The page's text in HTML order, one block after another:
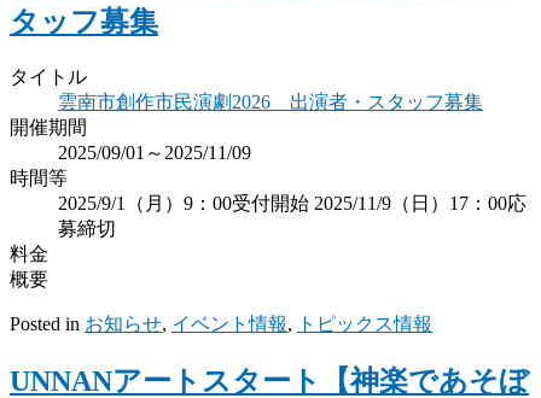
タッフ募集
タイトル
雲南市創作市民演劇2026 出演者・スタッフ募集
開催期間
2025/09/01～2025/11/09
時間等
2025/9/1（月）9：00受付開始 2025/11/9（日）17：00応
募締切
料金
概要
Posted in お知らせ, イベント情報, トピックス情報
UNNANアートスタート【神楽であそぼ